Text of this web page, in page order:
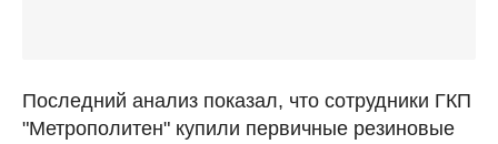
Последний анализ показал, что сотрудники ГКП
"Метрополитен" купили первичные резиновые